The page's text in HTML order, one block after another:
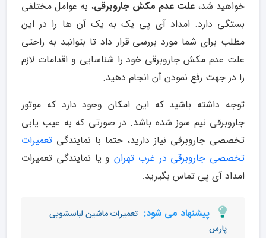
خواهید شد، علت عدم مکش جاروبرقی، به عوامل مختلفی
بستگی دارد. امداد آی پی یک به یک آن ها را در این
مطلب برای شما مورد بررسی قرار داد تا بتوانید به راحتی
علت عدم مکش جاروبرقی خود را شناسایی و اقدامات لازم
را در جهت رفع نمودن آن انجام دهید.
توجه داشته باشید که این امکان وجود دارد که موتور
جاروبرقی نیم سوز شده باشد. در صورتی که به عیب یابی
تخصصی جاروبرقی نیاز دارید، حتما با نمایندگی تعمیرات
تخصصی جاروبرقی در غرب تهران و یا نمایندگی تعمیرات
امداد آی پی تماس بگیرید.
پیشنهاد می شود: تعمیرات ماشین لباسشویی
پارس